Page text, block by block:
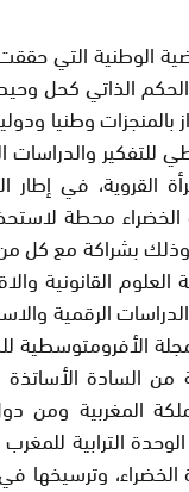
الوطنية التي حققت
الذاتي كحل
بالمنجزات وطنيا
للتفكير والدراسات
القروية، في إطار
الخضراء محطة
نونبر 2025 بمقر جماعة تاهلة، وذلك
القانونية
الرقمية
الأفرومتوسطية
السادة الأساتذة
المغربية ومن
الترابية
الخضراء، وترسيخها